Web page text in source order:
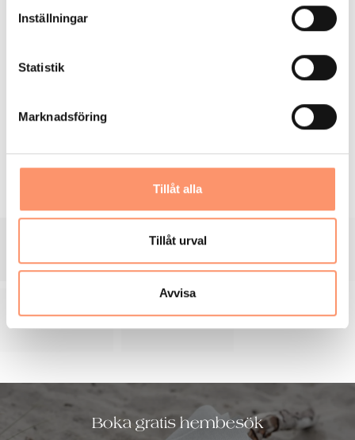
Inställningar
Statistik
Marknadsföring
Tillåt alla
Tillåt urval
Avvisa
Boka gratis hembesök